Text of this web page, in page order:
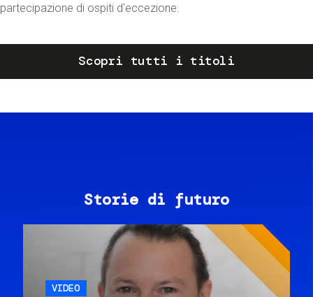
partecipazione di ospiti d'eccezione.
Scopri tutti i titoli
Storie di futuro
VIDEO